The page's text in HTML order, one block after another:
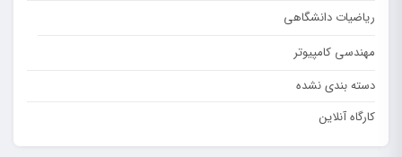
ریاضیات دانشگاهی
مهندسی کامپیوتر
دسته بندی نشده
کارگاه آنلاین